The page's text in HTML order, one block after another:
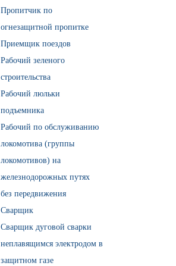
Пропитчик по
огнезащитной пропитке
Приемщик поездов
Рабочий зеленого
строительства
Рабочий люльки
подъемника
Рабочий по обслуживанию
локомотива (группы
локомотивов) на
железнодорожных путях
без передвижения
Сварщик
Сварщик дуговой сварки
неплавящимся электродом в
защитном газе